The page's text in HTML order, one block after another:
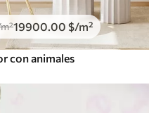
19900.00 $/m²
con animales